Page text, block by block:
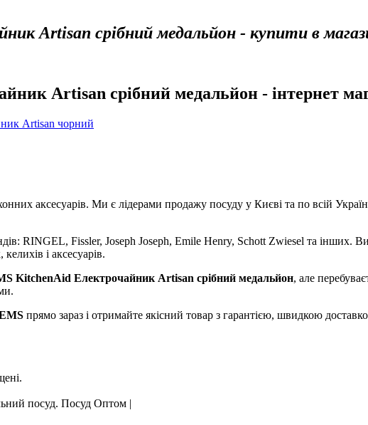
Artisan срібний медальйон - купити в
Artisan срібний медальйон - інтернет
Artisan чорний
аксесуарів. Ми є лідерами продажу посуду у Києві та по всій
RINGEL, Fissler, Joseph Joseph, Emile Henry, Schott Zwiesel та інших.
і аксесуарів.
KitchenAid Електрочайник Artisan срібний медальйон, але
прямо зараз і отримайте якісний товар з гарантією, швидкою
посуд. Посуд Оптом |